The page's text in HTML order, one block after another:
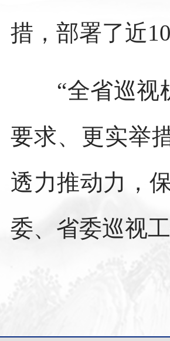
措，部署了近
“全省巡视机
要求、更实举
透力推动力，
委、省委巡视